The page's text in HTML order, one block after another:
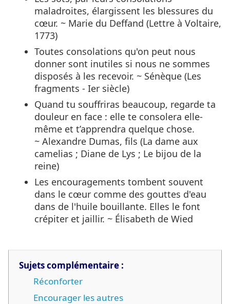
maladroites, élargissent les blessures du
cœur. ~ Marie du Deffand (Lettre à Voltaire,
1773)
Toutes consolations qu'on peut nous
donner sont inutiles si nous ne sommes
disposés à les recevoir. ~ Sénèque (Les
fragments - Ier siècle)
Quand tu souffriras beaucoup, regarde ta
douleur en face : elle te consolera elle-
même et t’apprendra quelque chose.
~ Alexandre Dumas, fils (La dame aux
camelias ; Diane de Lys ; Le bijou de la
reine)
Les encouragements tombent souvent
dans le cœur comme des gouttes d'eau
dans de l'huile bouillante. Elles le font
crépiter et jaillir. ~ Élisabeth de Wied
Sujets complémentaire :
Réconforter
Encourager les autres